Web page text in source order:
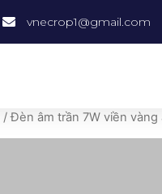
vnecrop1@gmail.com
/ Đèn âm trần 7W viền